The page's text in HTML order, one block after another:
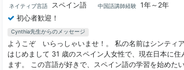
ネイティブ言語 スペイン語 中国語講師経験
1年～2年
初心者歓迎！
Cynthia先生からのメッセージ
ようこぞ いらっしゃいませ！。 私の名前はシンティ
はじめまして 31 歳のスペイン人女性で、現在日本に住
ます。 この言語が好きで、スペイン語の学習を始めた